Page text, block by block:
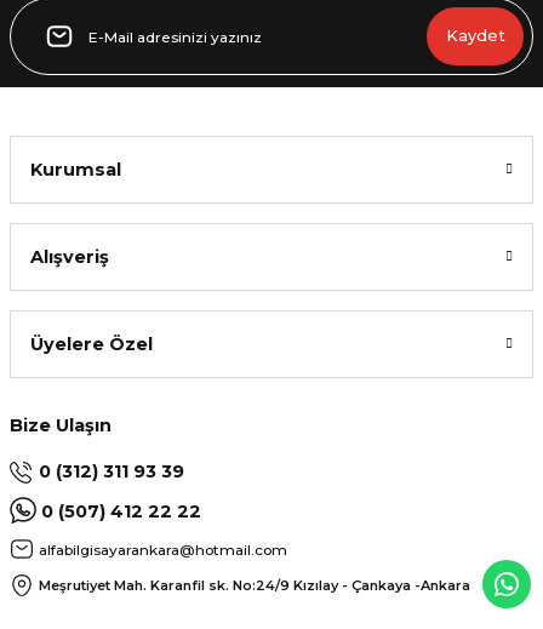
Kaydet
Kurumsal
Alışveriş
Üyelere Özel
Bize Ulaşın
0 (312) 311 93 39
0 (507) 412 22 22
alfabilgisayarankara@hotmail.com
Meşrutiyet Mah. Karanfil sk. No:24/9 Kızılay - Çankaya -Ankara